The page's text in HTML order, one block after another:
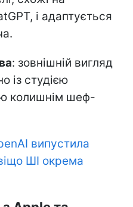
і адаптується
: зовнішній вигляд
із студією
колишнім шеф-
випустила
ШІ окрема